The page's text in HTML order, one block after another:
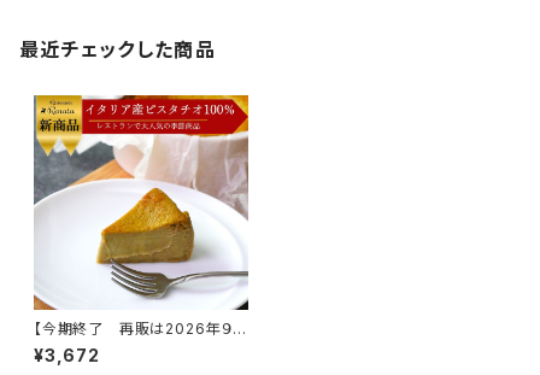
最近チェックした商品
【今期終了 再販は2026年９月
頃予定】イタリア産ピスタチオケ
ーキ
¥3,672